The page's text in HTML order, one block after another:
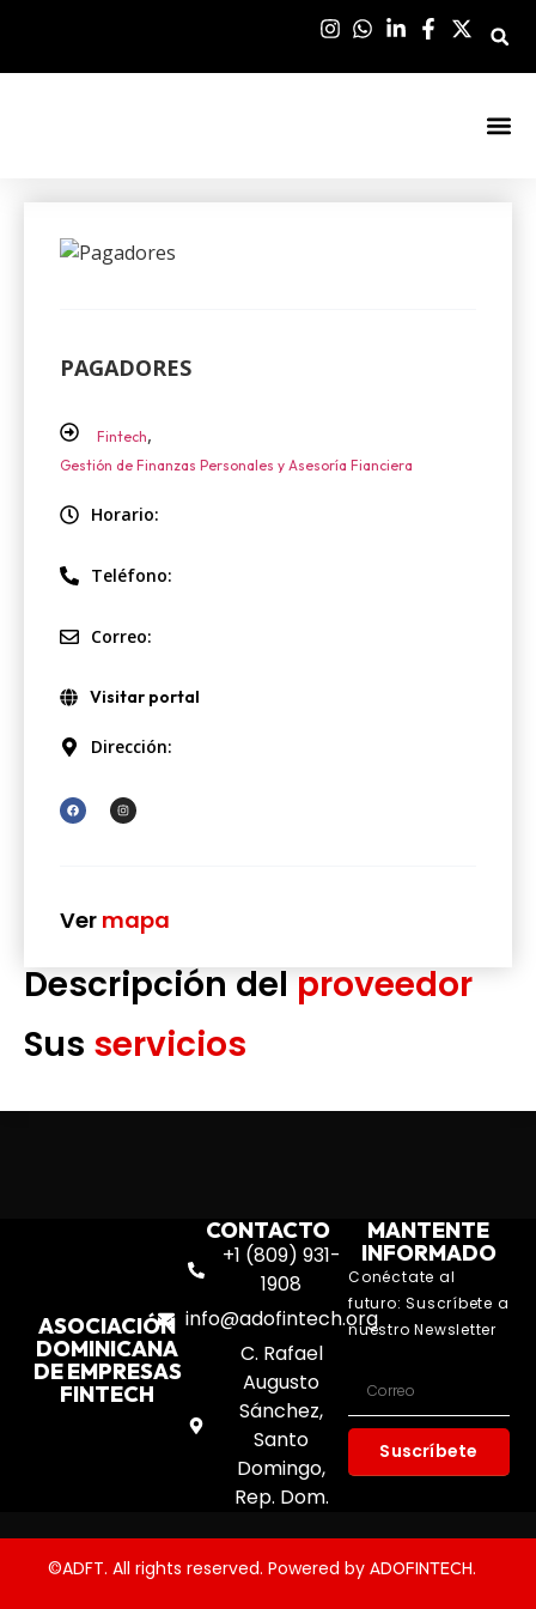
PAGADORES
Fintech,
Gestión de Finanzas Personales y Asesoría Fianciera
Horario:
Teléfono:
Correo:
Visitar portal
Dirección:
Ver mapa
Descripción delproveedor
Sus servicios
ASOCIACIÓN
DOMINICANA
DE EMPRESAS
FINTECH
CONTACTO
+1 (809) 931-
1908
info@adofintech.org
C. Rafael
Augusto
Sánchez,
Santo
Domingo,
Rep. Dom.
MANTENTE
INFORMADO
Conéctate al
futuro: Suscríbete a
nuestro Newsletter
Suscríbete
©ADFT. All rights reserved. Powered by ADOFINTECH.